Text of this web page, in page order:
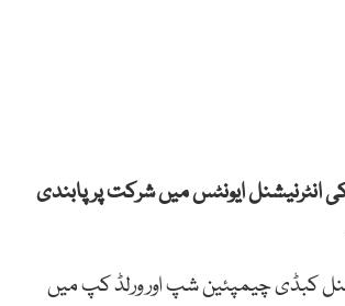
انٹرنیشنل ایونٹس میں شرکت پر پابندی
کبڈی چیمپئین شپ اور ورلڈ کپ میں